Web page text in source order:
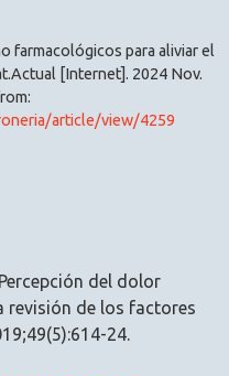
farmacológicos para aliviar el
[Internet]. 2024 Nov.
article/view/4259
del dolor
revisión de los factores
24.